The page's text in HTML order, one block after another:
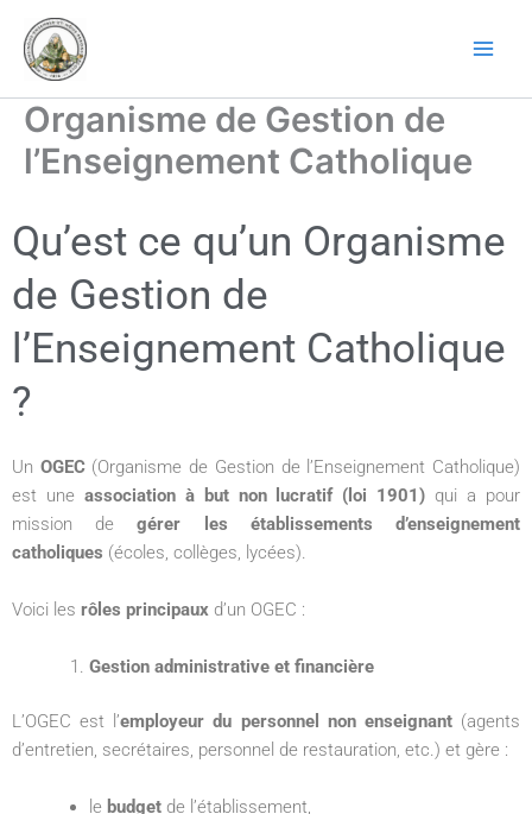
contenu
Organisme de Gestion de
l’Enseignement Catholique
Qu’est ce qu’un Organisme
de Gestion de
l’Enseignement Catholique
?
Un OGEC(Organisme de Gestion de l’Enseignement Catholique)
est une association à but non lucratif (loi 1901) qui a pour
mission degérer les établissements d’enseignement
catholiques (écoles, collèges, lycées).
Voici les rôles principaux d’un OGEC :
Gestion administrative et financière
L’OGEC est l’employeur du personnel non enseignant(agents
d’entretien, secrétaires, personnel de restauration, etc.) et gère :
le budget de l’établissement,